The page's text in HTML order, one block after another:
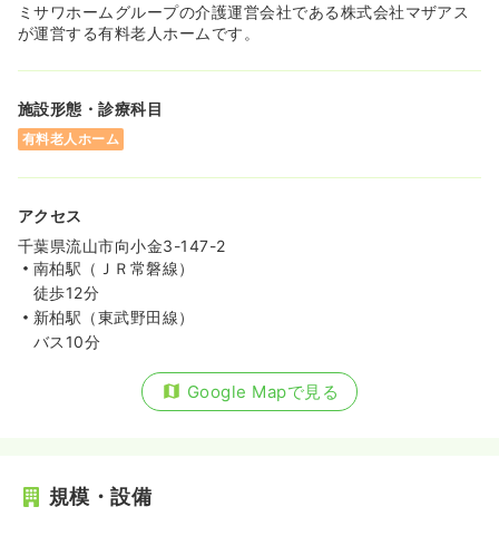
ミサワホームグループの介護運営会社である株式会社マザアス
が運営する有料老人ホームです。
施設形態・診療科目
有料老人ホーム
アクセス
千葉県流山市向小金3-147-2
南柏駅（ＪＲ常磐線）
徒歩12分
新柏駅（東武野田線）
バス10分
Google Mapで見る
規模・設備